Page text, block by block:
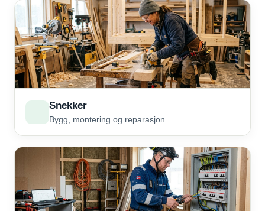
Snekker
Bygg, montering og reparasjon